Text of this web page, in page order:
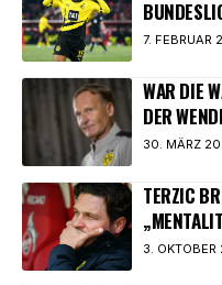
7. FEBRUAR
WAR DIE
DER
30. MÄRZ
TERZIC
3.